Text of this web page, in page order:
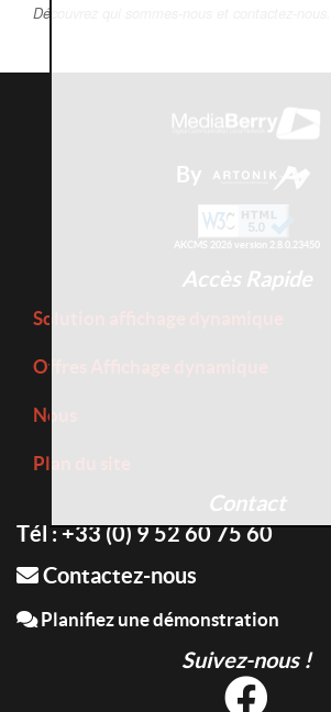
Découvrez qui sommes-nous et contactez-nous.
By
AKCMS 2026 version 2.8.0.23450
Accès Rapide
Solution affichage dynamique
Offres Affichage dynamique
Nous
Plan du site
Contact
Tél : +33 (0) 9 52 60 75 60
Contactez-nous
Planifiez une démonstration
Suivez-nous !